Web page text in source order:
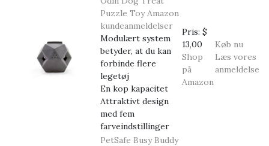
Puzzle Toy Amazon
kundeanmeldelser
Modulært system
betyder, at du kan
forbinde flere
legetøj
En kop kapacitet
Attraktivt design
med fem
farveindstillinger
Pris: $
13,00
Shop
på
Amazon
Køb nu
Læs vores
anmeldelse
PetSafe Busy Buddy